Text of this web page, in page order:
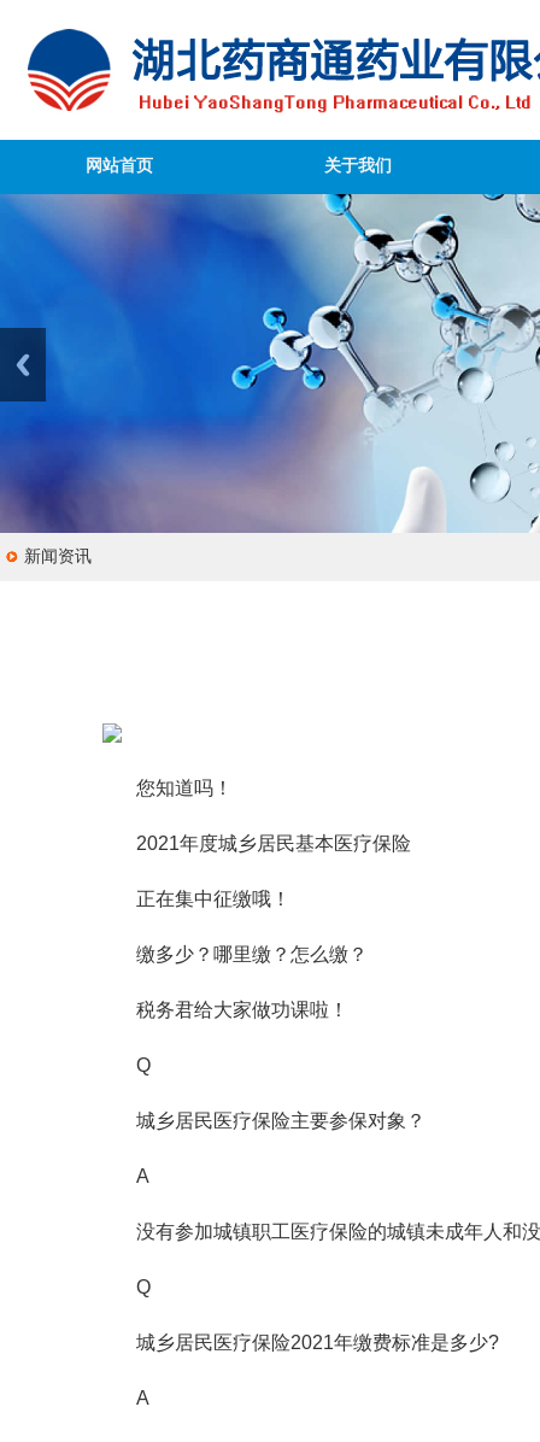
网站首页 关于我们
新闻资讯
您知道吗！
2021年度城乡居民基本医疗保险
正在集中征缴哦！
缴多少？哪里缴？怎么缴？
税务君给大家做功课啦！
Q
城乡居民医疗保险主要参保对象？
A
没有参加城镇职工医疗保险的城镇未成年人和
Q
城乡居民医疗保险2021年缴费标准是多少?
A